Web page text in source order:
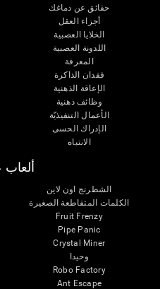
حقائق عن دماغك
أجزاء العقل
الخلايا العصبية
اللدونة العصبية
المعرفة
فقدان الذاكرة
الإعاقة الذهنية
وظائف ذهنية
الأعمال التنفيذيّة
الإدراك الحسى
الانتباه
ألعاب
الشطرنج اون لاين
الكلمات المتقاطعة الصغيرة
Fruit Frenzy
Pipe Panic
Crystal Miner
وحيدا
Robo Factory
Ant Escape